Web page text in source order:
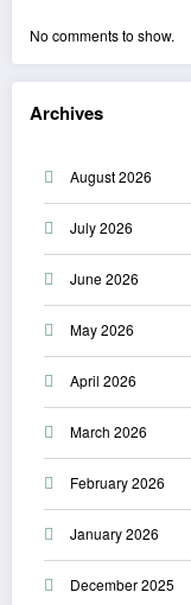
No comments to show.
Archives
August 2026
July 2026
June 2026
May 2026
April 2026
March 2026
February 2026
January 2026
December 2025